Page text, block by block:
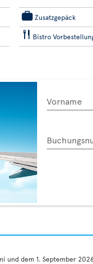
Zusatzgepäck
Bistro
Vorname
und dem 1. September